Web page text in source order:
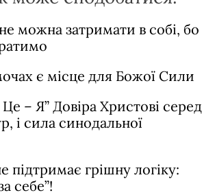
можна затримати в собі, бо
є місце для Божої Сили
– Я” Довіра Христові серед
і сила синодальної
підтримає грішну логіку:
себе”!